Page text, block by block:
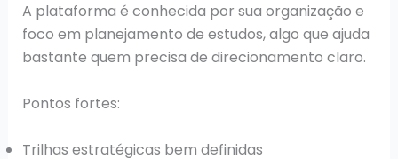
A plataforma é conhecida por sua organização e
foco em planejamento de estudos, algo que ajuda
bastante quem precisa de direcionamento claro.
Pontos fortes:
Trilhas estratégicas bem definidas